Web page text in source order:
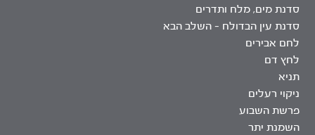
סדנת מים, מלח ותדרים
סדנת עין הבדולח – השלב הבא
לחם אבירים
לחץ דם
תניא
ניקוי רעלים
פרשת השבוע
השמנת יתר